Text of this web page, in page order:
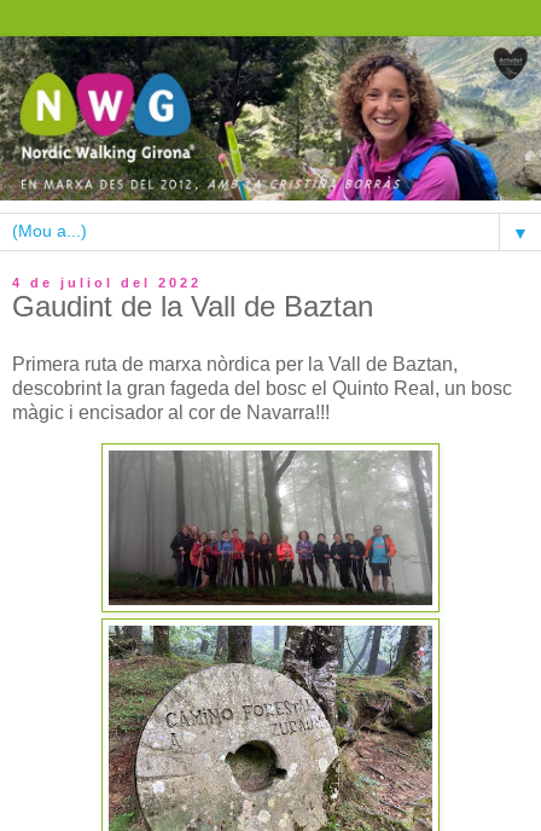
▼
4 de juliol del 2022
Gaudint de la Vall de Baztan
Primera ruta de marxa nòrdica per la Vall de Baztan,
descobrint la gran fageda del bosc el Quinto Real, un bosc
màgic i encisador al cor de Navarra!!!